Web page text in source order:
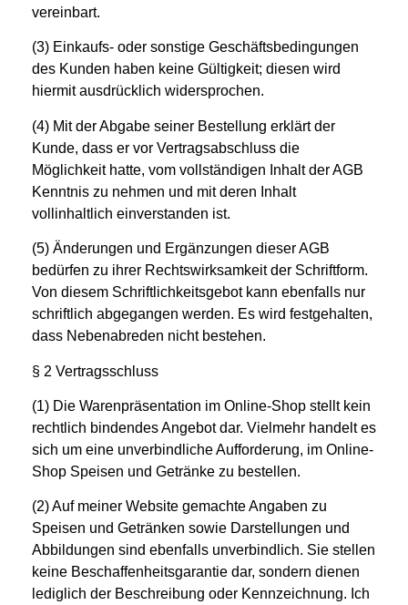
vereinbart.
(3) Einkaufs- oder sonstige Geschäftsbedingungen
des Kunden haben keine Gültigkeit; diesen wird
hiermit ausdrücklich widersprochen.
(4) Mit der Abgabe seiner Bestellung erklärt der
Kunde, dass er vor Vertragsabschluss die
Möglichkeit hatte, vom vollständigen Inhalt der AGB
Kenntnis zu nehmen und mit deren Inhalt
vollinhaltlich einverstanden ist.
(5) Änderungen und Ergänzungen dieser AGB
bedürfen zu ihrer Rechtswirksamkeit der Schriftform.
Von diesem Schriftlichkeitsgebot kann ebenfalls nur
schriftlich abgegangen werden. Es wird festgehalten,
dass Nebenabreden nicht bestehen.
§ 2 Vertragsschluss
(1) Die Warenpräsentation im Online-Shop stellt kein
rechtlich bindendes Angebot dar. Vielmehr handelt es
sich um eine unverbindliche Aufforderung, im Online-
Shop Speisen und Getränke zu bestellen.
(2) Auf meiner Website gemachte Angaben zu
Speisen und Getränken sowie Darstellungen und
Abbildungen sind ebenfalls unverbindlich. Sie stellen
keine Beschaffenheitsgarantie dar, sondern dienen
lediglich der Beschreibung oder Kennzeichnung. Ich